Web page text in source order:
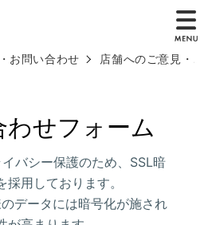
お問い合わせ 店舗へのご意見・ご